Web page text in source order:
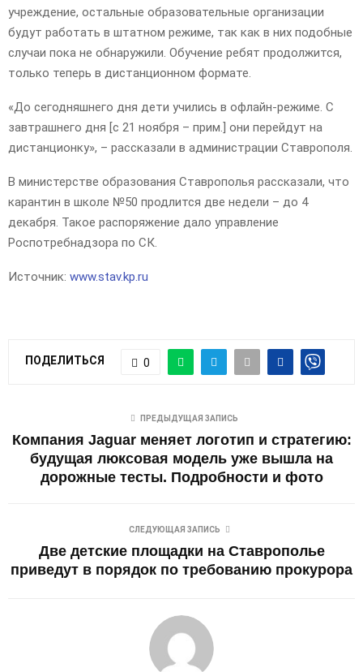
учреждение, остальные образовательные организации
будут работать в штатном режиме, так как в них подобные
случаи пока не обнаружили. Обучение ребят продолжится,
только теперь в дистанционном формате.
«До сегодняшнего дня дети учились в офлайн-режиме. С
завтрашнего дня [с 21 ноября – прим.] они перейдут на
дистанционку», – рассказали в администрации Ставрополя.
В министерстве образования Ставрополья рассказали, что
карантин в школе №50 продлится две недели – до 4
декабря. Такое распоряжение дало управление
Роспотребнадзора по СК.
Источник: www.stav.kp.ru
ПОДЕЛИТЬСЯ 0
ПРЕДЫДУЩАЯ ЗАПИСЬ
Компания Jaguar меняет логотип и стратегию:
будущая люксовая модель уже вышла на
дорожные тесты. Подробности и фото
СЛЕДУЮЩАЯ ЗАПИСЬ
Две детские площадки на Ставрополье
приведут в порядок по требованию прокурора